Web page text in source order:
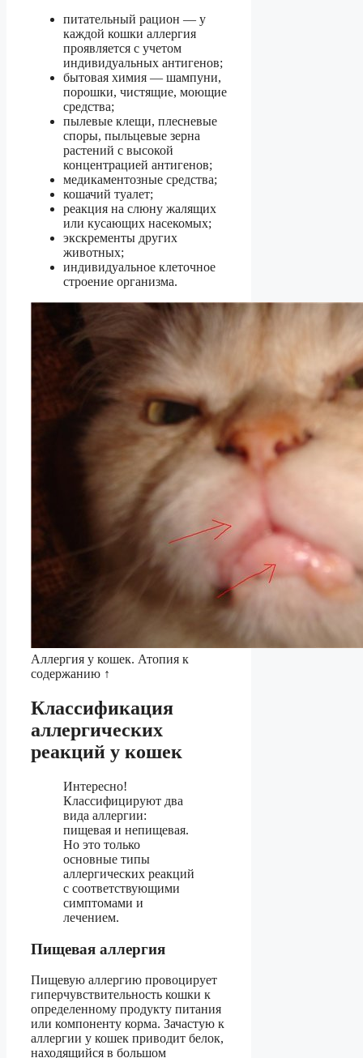
питательный рацион — у
каждой кошки аллергия
проявляется с учетом
индивидуальных антигенов;
бытовая химия — шампуни,
порошки, чистящие, моющие
средства;
пылевые клещи, плесневые
споры, пыльцевые зерна
растений с высокой
концентрацией антигенов;
медикаментозные средства;
кошачий туалет;
реакция на слюну жалящих
или кусающих насекомых;
экскременты других
животных;
индивидуальное клеточное
строение организма.
Аллергия у кошек. Атопия к
содержанию ↑
Классификация
аллергических
реакций у кошек
Интересно!
Классифицируют два
вида аллергии:
пищевая и непищевая.
Но это только
основные типы
аллергических реакций
с соответствующими
симптомами и
лечением.
Пищевая аллергия
Пищевую аллергию провоцирует
гиперчувствительность кошки к
определенному продукту питания
или компоненту корма. Зачастую к
аллергии у кошек приводит белок,
находящийся в большом